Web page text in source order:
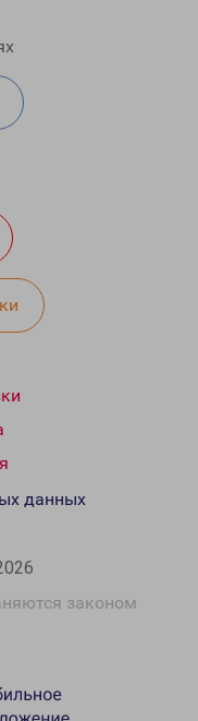
законом
данных